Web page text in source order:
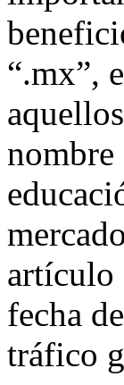
“.mx”,
artículo
fecha
tráfico